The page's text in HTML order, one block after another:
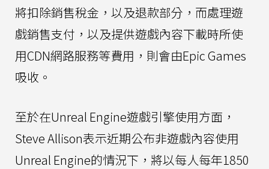
將扣除銷售稅金，以及退款部分，而處理遊
戲銷售支付，以及提供遊戲內容下載時所使
用CDN網路服務等費用，則會由Epic Games
吸收。
至於在Unreal Engine遊戲引擎使用方面，
Steve Allison表示近期公布非遊戲內容使用
Unreal Engine的情況下，將以每人每年1850